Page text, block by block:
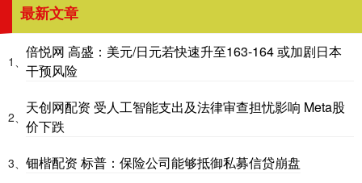
最新文章
1、
倍悦网 高盛：美元/日元若快速升至163-164 或加剧日本
干预风险
2、
天创网配资 受人工智能支出及法律审查担忧影响 Meta股
价下跌
3、 钿楷配资 标普：保险公司能够抵御私募信贷崩盘